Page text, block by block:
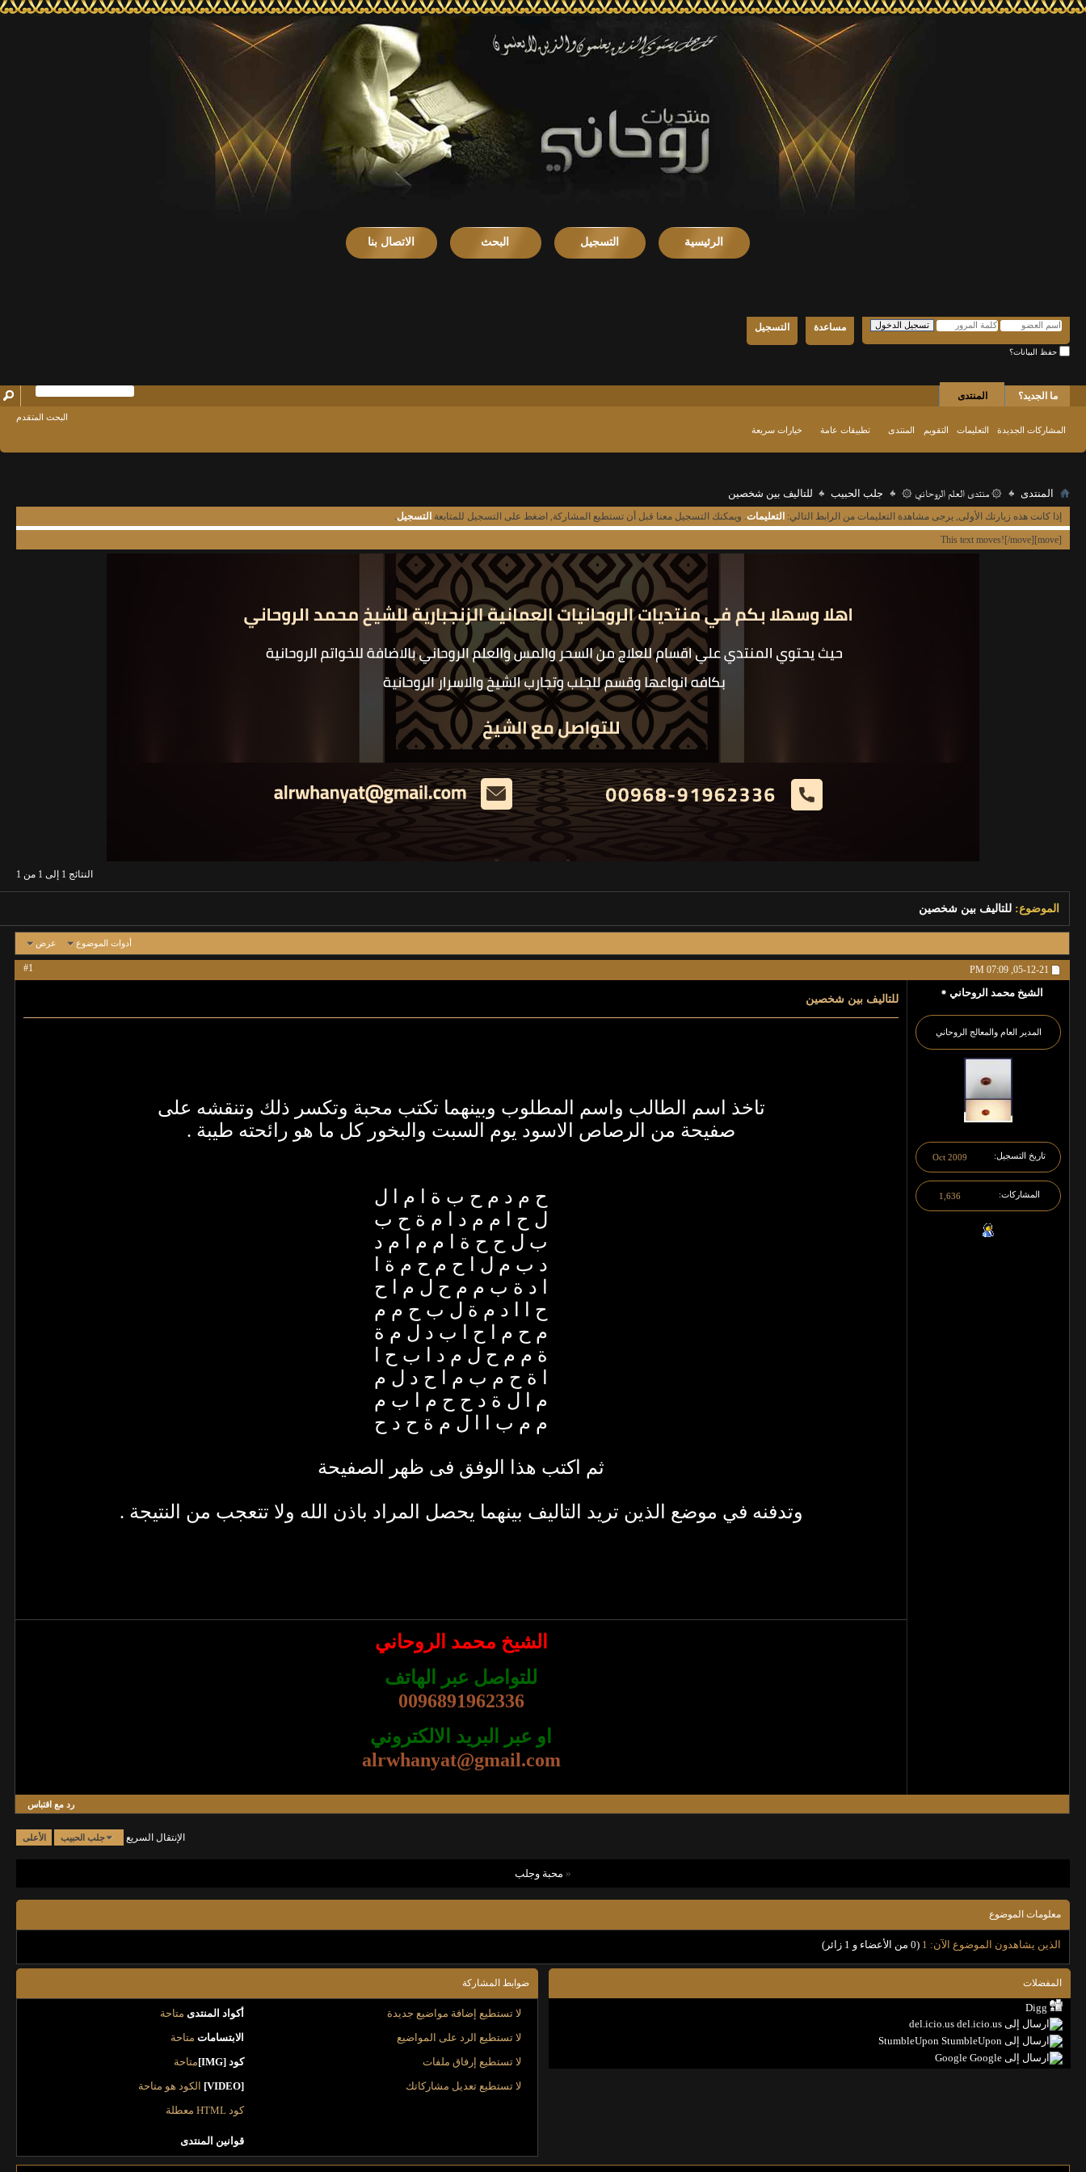
الرئيسية التسجيل البحث الاتصال بنا
التسجيل مساعدة
حفظ البيانات؟
ما الجديد؟ المنتدى
المشاركات الجديدة التعليمات التقويم المنتدى تطبيقات عامة خيارات سريعة
البحث المتقدم
المنتدى ۞ منتدى العلم الروحاني ۞ جلب الحبيب للتاليف بين شخصين
إذا كانت هذه زيارتك الأولى, يرجى مشاهدة التعليمات من الرابط التالي: التعليمات. ويمكنك التسجيل معنا قبل أن تستطيع المشاركة, اضغط على التسجيل للمتابعة التسجيل.
[move]This text moves![/move]
النتائج 1 إلى 1 من 1
الموضوع: للتاليف بين شخصين
أدوات الموضوع عرض
05-12-21,
07:09 PM
#1
الشيخ محمد الروحاني
المدير العام والمعالج الروحاني
تاريخ التسجيل Oct 2009
المشاركات 1,636
للتاليف بين شخصين
تاخذ اسم الطالب واسم المطلوب وبينهما تكتب محبة وتكسر ذلك وتنقشه على
صفيحة من الرصاص الاسود يوم السبت والبخور كل ما هو رائحته طيبة .
ح م د م ح ب ة ا م ا ل
ل ح ا م م د ا م ة ح ب
ب ل ح ح ة ا م م ا م د
د ب م ل ا ح م ح م ة ا
ا د ة ب م م ح ل م ا ح
ح ا ا د م ة ل ب ح م م
م ح م ا ح ا ب د ل م ة
ة م م ح ل م د ا ب ح ا
ا ة ح م ب م ا ح د ل م
م ا ل ة د ح ح م ا ب م
م م ب ا ا ل م ة ح د ح
ثم اكتب هذا الوفق فى ظهر الصفيحة
وتدفنه في موضع الذين تريد التاليف بينهما يحصل المراد باذن الله ولا تتعجب من النتيجة .
الشيخ محمد الروحاني
للتواصل عبر الهاتف
0096891962336
او عبر البريد الالكتروني
alrwhanyat@gmail.com
رد مع اقتباس
الإنتقال السريع جلب الحبيب الأعلى
« محبة وجلب
معلومات الموضوع
الذين يشاهدون الموضوع الآن: 1 (0 من الأعضاء و 1 زائر)
المفضلات
Digg
del.icio.us
StumbleUpon
Google
ضوابط المشاركة
لا تستطيع إضافة مواضيع جديدة
لا تستطيع الرد على المواضيع
لا تستطيع إرفاق ملفات
لا تستطيع تعديل مشاركاتك
أكواد المنتدى متاحة
الابتسامات متاحة
كود [IMG]
متاحة
[VIDEO]
الكود هو متاحة
كود HTML
معطلة
قوانين المنتدى